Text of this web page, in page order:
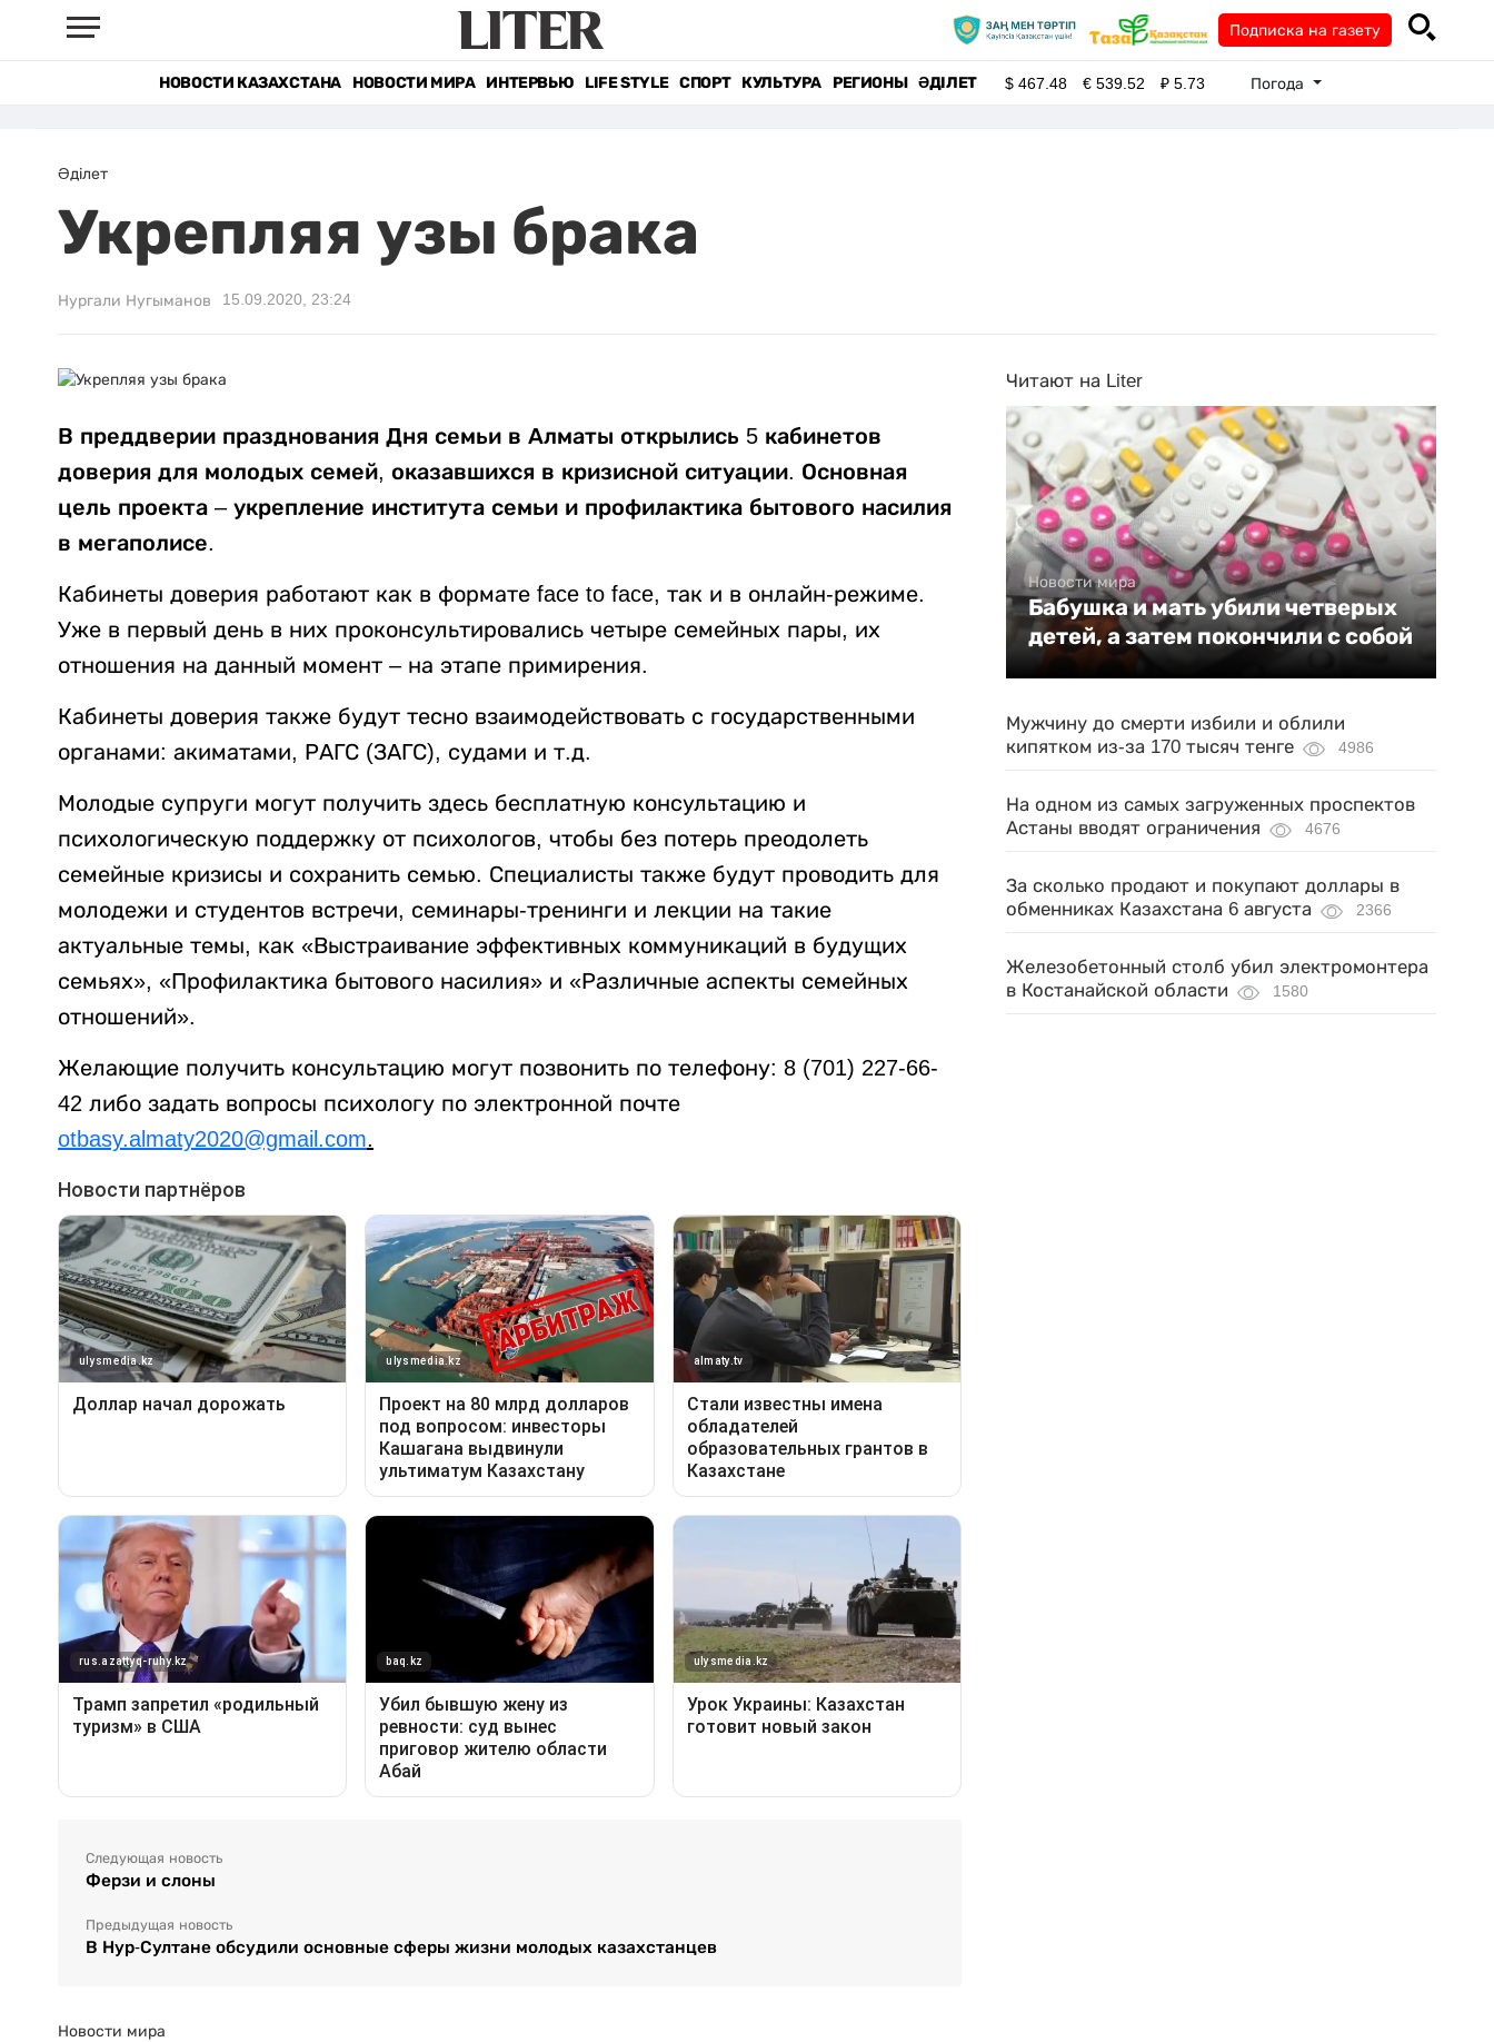
Подписка на газету
НОВОСТИ КАЗАХСТАНА НОВОСТИ МИРА ИНТЕРВЬЮ LIFE STYLE СПОРТ КУЛЬТУРА РЕГИОНЫ ӘДІЛЕТ $467.48 €539.52 ₽5.73 Погода
Әділет
Укрепляя узы брака
Нургали Нугыманов 15.09.2020, 23:24
В преддверии празднования Дня семьи в Алматы открылись 5 кабинетов
доверия для молодых семей, оказавшихся в кризисной ситуации. Основная
цель проекта –укрепление института семьи и профилактика бытового насилия
в мегаполисе.
Кабинеты доверия работают как в формате face to face, так и в онлайн-режиме.
Уже в первый день в них проконсультировались четыре семейных пары, их
отношения на данный момент – на этапе примирения.
Кабинеты доверия также будут тесно взаимодействовать с государственными
органами: акиматами, РАГС (ЗАГС), судами и т.д.
Молодые супруги могут получить здесь бесплатную консультацию и
психологическую поддержку от психологов, чтобы без потерь преодолеть
семейные кризисы и сохранить семью. Специалисты также будут проводить для
молодежи и студентов встречи, семинары-тренинги и лекции на такие
актуальные темы, как «Выстраивание эффективных коммуникаций в будущих
семьях», «Профилактика бытового насилия» и «Различные аспекты семейных
отношений».
Желающие получить консультацию могут позвонить по телефону: 8 (701) 227-66-
42 либо задать вопросы психологу по электронной почте
otbasy.almaty2020@gmail.com.
Следующая новость
Ферзи и слоны
Предыдущая новость
В Нур-Султане обсудили основные сферы жизни молодых казахстанцев
Читают на Liter
Новости мира
Бабушка и мать убили четверых
детей, а затем покончили с собой
Мужчину до смерти избили и облили
кипятком из-за 170 тысяч тенге
4986
На одном из самых загруженных проспектов
Астаны вводят ограничения
4676
За сколько продают и покупают доллары в
обменниках Казахстана 6 августа
2366
Железобетонный столб убил электромонтера
в Костанайской области
1580
Новости мира